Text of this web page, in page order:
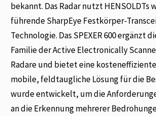
bekannt. Das Radar nutzt HENSOLDTs
führende SharpEye Festkörper-
Technologie. Das SPEXER 600 ergänzt
Familie der Active Electronically
Radare und bietet eine
mobile, feldtaugliche Lösung für die
wurde entwickelt, um die
an die Erkennung mehrerer